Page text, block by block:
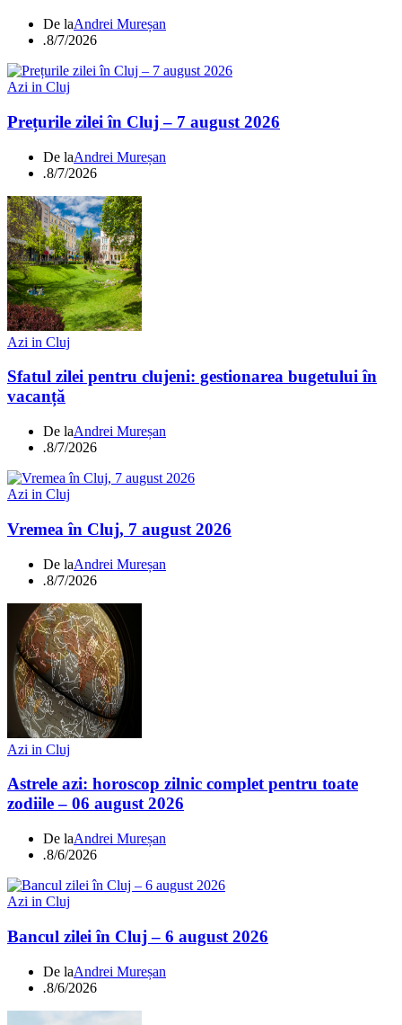
De laAndrei Mureșan
.8/7/2026
Azi in Cluj
Prețurile zilei în Cluj – 7 august 2026
De laAndrei Mureșan
.8/7/2026
Azi in Cluj
Sfatul zilei pentru clujeni: gestionarea bugetului în
vacanță
De laAndrei Mureșan
.8/7/2026
Azi in Cluj
Vremea în Cluj, 7 august 2026
De laAndrei Mureșan
.8/7/2026
Azi in Cluj
Astrele azi: horoscop zilnic complet pentru toate
zodiile – 06 august 2026
De laAndrei Mureșan
.8/6/2026
Azi in Cluj
Bancul zilei în Cluj – 6 august 2026
De laAndrei Mureșan
.8/6/2026